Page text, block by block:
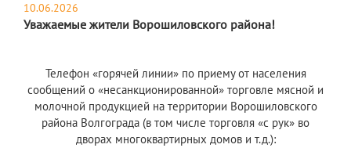
10.06.2026
Уважаемые жители Ворошиловского района!
Телефон «горячей линии» по приему от населения
сообщений о «несанкционированной» торговле мясной и
молочной продукцией на территории Ворошиловского
района Волгограда (в том числе торговля «с рук» во
дворах многоквартирных домов и т.д.):